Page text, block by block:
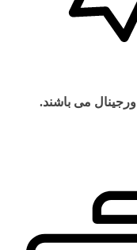
می باشند.